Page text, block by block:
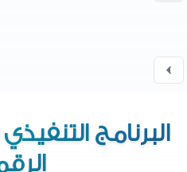
البرنامج